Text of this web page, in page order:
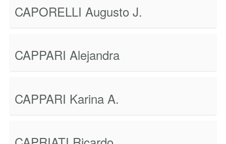
CAPORELLI Augusto J.
CAPPARI Alejandra
CAPPARI Karina A.